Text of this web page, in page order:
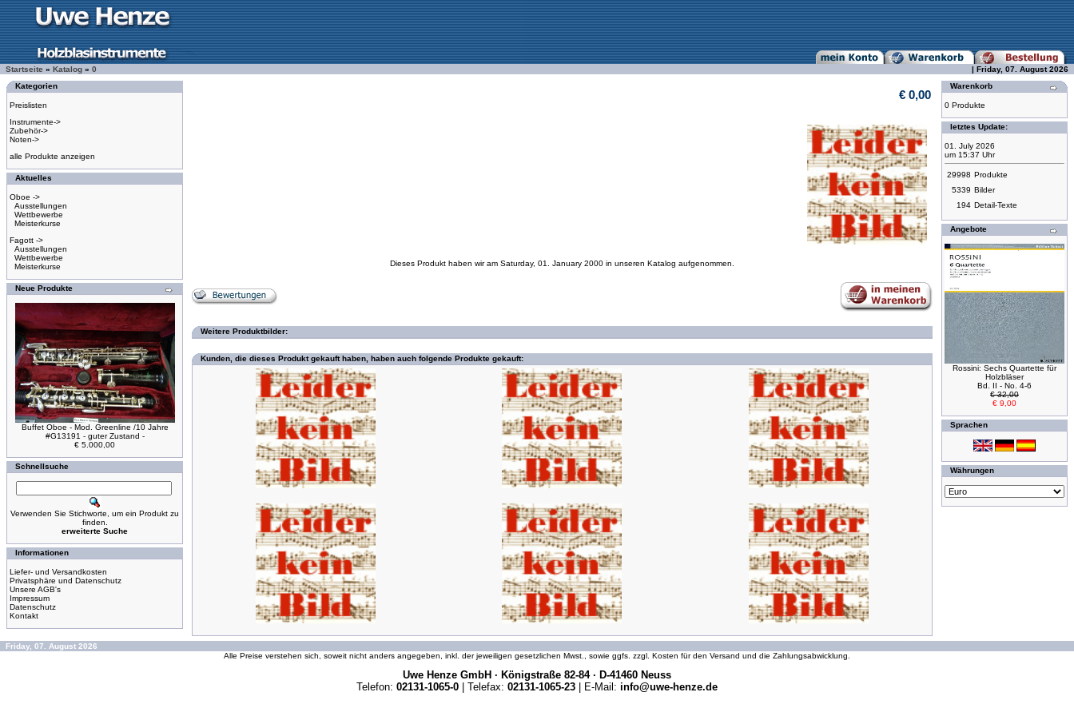
Startseite » Katalog » 0
| Friday, 07. August 2026
Kategorien
Preislisten
Instrumente->
Zubehör->
Noten->
alle Produkte anzeigen
Aktuelles
Oboe ->
Ausstellungen
Wettbewerbe
Meisterkurse
Fagott ->
Ausstellungen
Wettbewerbe
Meisterkurse
Neue Produkte
Buffet Oboe - Mod. Greenline /10 Jahre
#G13191 - guter Zustand -
€ 5.000,00
Schnellsuche
Verwenden Sie Stichworte, um ein Produkt zu
finden.
erweiterte Suche
Informationen
Liefer- und Versandkosten
Privatsphäre und Datenschutz
Unsere AGB's
Impressum
Datenschutz
Kontakt
€ 0,00
Dieses Produkt haben wir am Saturday, 01. January 2000 in unseren Katalog aufgenommen.
Weitere Produktbilder:
Kunden, die dieses Produkt gekauft haben, haben auch folgende Produkte gekauft:
Warenkorb
0 Produkte
letztes Update:
01. July 2026
um 15:37 Uhr
29998 Produkte
5339 Bilder
194 Detail-Texte
Angebote
Rossini: Sechs Quartette für
Holzbläser
Bd. II - No. 4-6
€ 32,00
€ 9,00
Sprachen
Währungen
Friday, 07. August 2026
Alle Preise verstehen sich, soweit nicht anders angegeben, inkl. der jeweiligen gesetzlichen Mwst., sowie ggfs. zzgl. Kosten für den Versand und die Zahlungsabwicklung.
Uwe Henze GmbH · Königstraße 82-84 · D-41460 Neuss
Telefon: 02131-1065-0 | Telefax: 02131-1065-23 | E-Mail: info@uwe-henze.de